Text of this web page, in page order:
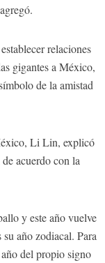
relaciones
gigantes a México,
de la amistad
Li Lin, explicó
acuerdo con la
y este año vuelve
año zodiacal. Para
del propio signo